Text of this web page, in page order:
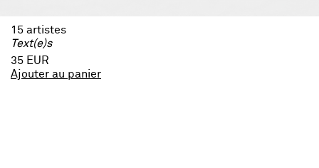
15 artistes
Text(e)s
35 EUR
Ajouter au panier